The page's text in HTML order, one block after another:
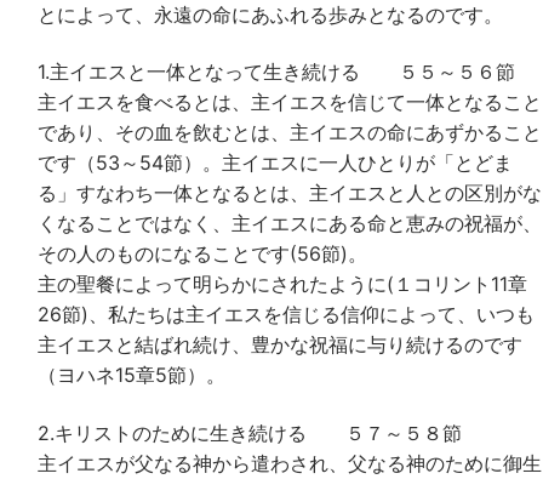
とによって、永遠の命にあふれる歩みとなるのです。
1.主イエスと一体となって生き続ける ５５～５６節
主イエスを食べるとは、主イエスを信じて一体となること
であり、その血を飲むとは、主イエスの命にあずかること
です（53～54節）。主イエスに一人ひとりが「とどま
る」すなわち一体となるとは、主イエスと人との区別がな
くなることではなく、主イエスにある命と恵みの祝福が、
その人のものになることです(56節)。
主の聖餐によって明らかにされたように(１コリント11章
26節)、私たちは主イエスを信じる信仰によって、いつも
主イエスと結ばれ続け、豊かな祝福に与り続けるのです
（ヨハネ15章5節）。
2.キリストのために生き続ける ５７～５８節
主イエスが父なる神から遣わされ、父なる神のために御生